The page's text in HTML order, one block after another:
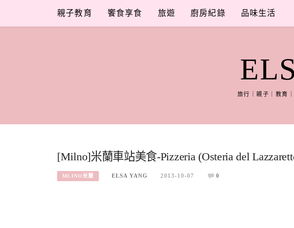
content
親子教育 饗食享食 旅遊 廚房紀錄 品味生活
旅行｜親子｜教育
[Milno]米蘭車站美食-Pizzeria (Osteria del
MLINO米蘭 ELSA YANG 2013-10-07 0